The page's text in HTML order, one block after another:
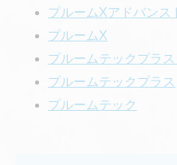
プルームXアドバンス
プルームX
プルームテックプラ
プルームテックプラス
プルームテック